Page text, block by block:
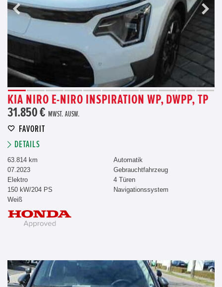
KIA NIRO E-NIRO INSPIRATION WP, DWPP, TP
31.850 € MWST. AUSW.
FAVORIT
DETAILS
63.814 km
07.2023
Elektro
150 kW/204 PS
Weiß
Automatik
Gebrauchtfahrzeug
4 Türen
Navigationssystem